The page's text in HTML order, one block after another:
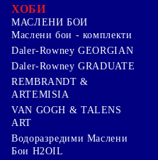
ХОБИ
МАСЛЕНИ БОИ
Маслени бои - комплекти
Daler-Rowney GEORGIAN
Daler-Rowney GRADUATE
REMBRANDT &
ARTEMISIA
VAN GOGH & TALENS
ART
Водоразредими Маслени
Бои H2OIL